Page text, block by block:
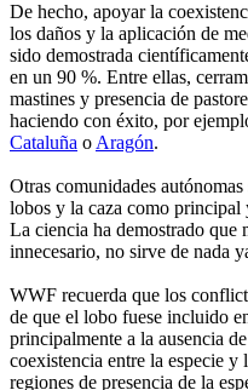
De hecho, apoyar la
los daños y la aplicación de
sido demostrada
en un 90 %. Entre ellas,
mastines y presencia de
haciendo con éxito, por
Cataluña o Aragón.
Otras comunidades
lobos y la caza como principal
La ciencia ha demostrado que
innecesario, no sirve de nada
WWF recuerda que los
de que el lobo fuese incluido
principalmente a la ausencia
coexistencia entre la especie y
regiones de presencia de la